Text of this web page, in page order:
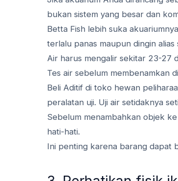
bukan sistem yang besar dan
Betta Fish lebih suka
terlalu panas maupun dingin
Air harus mengalir sekitar 23-27
Tes air sebelum membenamkan
Beli Aditif di toko hewan
peralatan uji. Uji air setidaknya
Sebelum menambahkan objek
hati-hati.
Ini penting karena barang dapat